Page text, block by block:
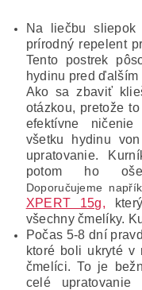
Na liečbu sliepok
prírodný repelent
Tento postrek
hydinu pred
Ako sa zbaviť
otázkou, pretože
efektívne
všetku hydinu
upratovanie.
potom ho
Doporučujeme
XPERT 15g,
všechny čmelíky.
Počas 5-8 dní
ktoré boli ukryté v
čmelíci. To je
celé